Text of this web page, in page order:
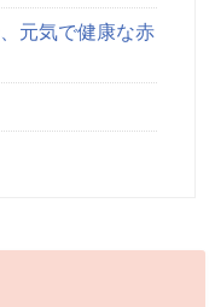
元気で健康な赤